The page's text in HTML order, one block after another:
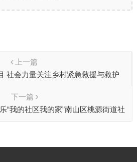
上一篇
社会力量关注乡村紧急救援与救护
下一篇
“我的社区我的家”南山区桃源街道社